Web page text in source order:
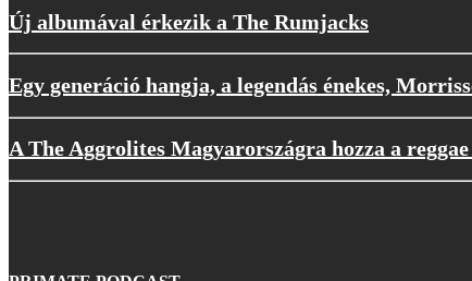
Új albumával érkezik a The Rumjacks
Egy generáció hangja, a legendás énekes,
A The Aggrolites Magyarországra hozza a